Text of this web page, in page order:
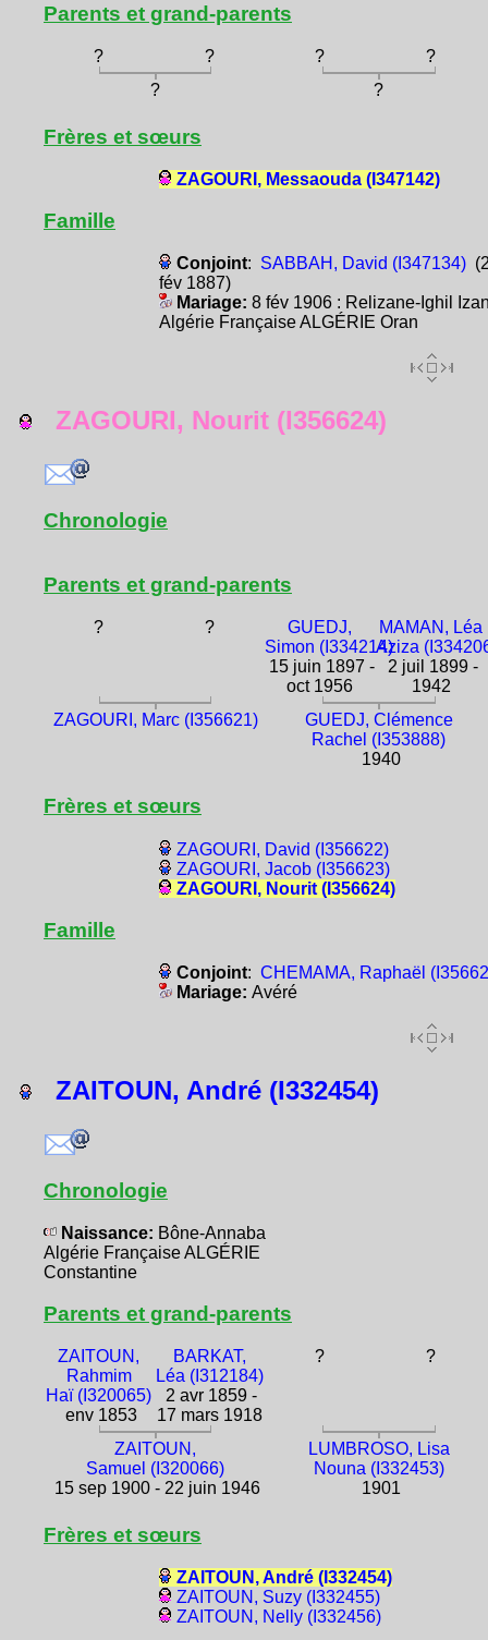
Parents et grand-parents
? ? ?
?
?
?
Frères et sœurs
ZAGOURI, Messaouda (I347142)
Famille
Conjoint: SABBAH, David (I347134)
fév 1887)
Mariage: 8 fév 1906 : Relizane-Ighil
Algérie Française ALGÉRIE Oran
ZAGOURI, Nourit (I356624)
Chronologie
Parents et grand-parents
? ?
GUEDJ,
Simon (I334214)
15 juin 1897 -
oct 1956
MAMAN, Léa
Aziza
2 juil 1899 -
1942
ZAGOURI, Marc (I356621)
GUEDJ, Clémence
Rachel (I353888)
1940
Frères et sœurs
ZAGOURI, David (I356622)
ZAGOURI, Jacob (I356623)
ZAGOURI, Nourit (I356624)
Famille
Conjoint: CHEMAMA, Raphaël
Mariage: Avéré
ZAITOUN, André (I332454)
Chronologie
Naissance: Bône-Annaba
Algérie Française ALGÉRIE
Constantine
Parents et grand-parents
ZAITOUN,
Rahmim
Haï (I320065)
env 1853
BARKAT,
Léa (I312184)
2 avr 1859 -
17 mars 1918
? ?
ZAITOUN,
Samuel (I320066)
15 sep 1900 - 22 juin 1946
LUMBROSO, Lisa
Nouna (I332453)
1901
Frères et sœurs
ZAITOUN, André (I332454)
ZAITOUN, Suzy (I332455)
ZAITOUN, Nelly (I332456)